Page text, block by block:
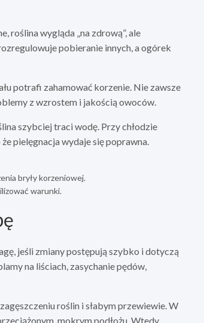
roślina wygląda „na zdrową”, ale
pobieranie innych, a ogórek
potrafi zahamować korzenie. Nie zawsze
z wzrostem i jakością owoców.
szybciej traci wodę. Przy chłodzie
pielęgnacja wydaje się poprawna.
bryły korzeniowej.
warunki.
jeśli zmiany postępują szybko i dotyczą
na liściach, zasychanie pędów,
roślin i słabym przewiewie. W
mokrym podłożu. Wtedy